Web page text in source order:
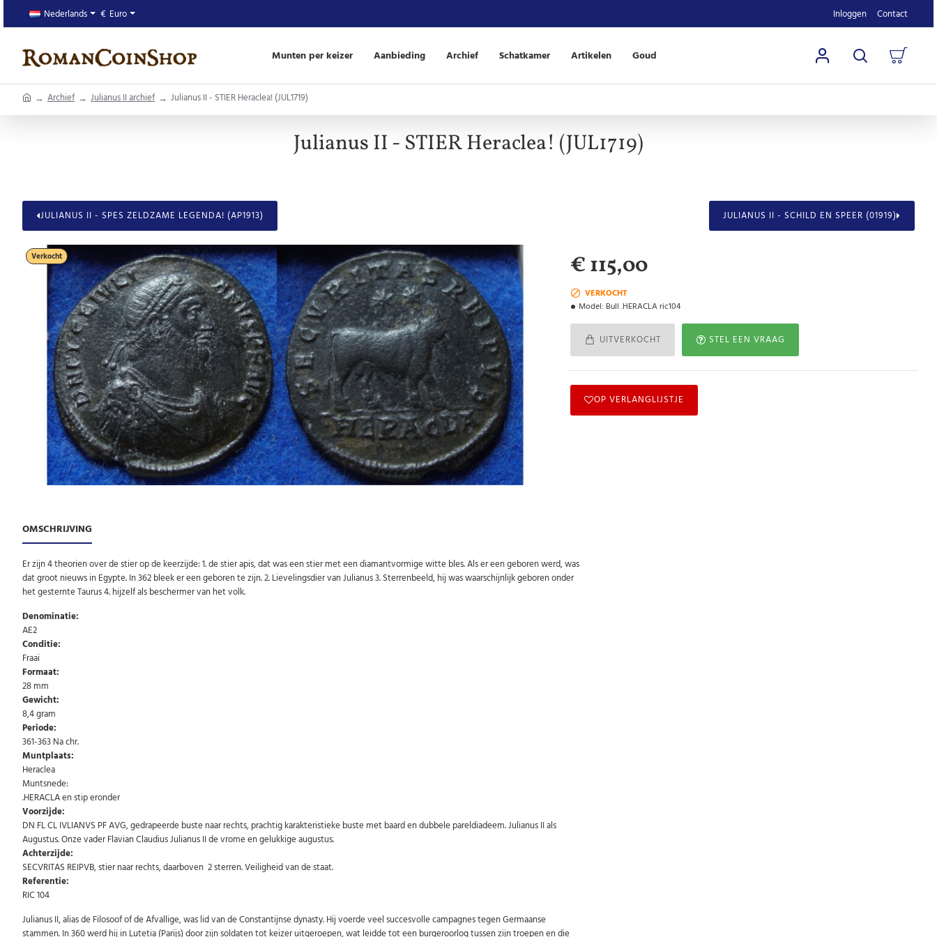
Nederlands € Euro Inloggen Contact
Munten per keizer Aanbieding Archief Schatkamer Artikelen Goud
homeArchief Julianus II archief Julianus II - STIER Heraclea! (JUL1719)
Julianus II - STIER Heraclea! (JUL1719)
JULIANUS II - SPES ZELDZAME LEGENDA! (AP1913) JULIANUS II - SCHILD EN SPEER (01919)
Verkocht
VERKOCHT
Model: Bull .HERACLA ric104
€ 115,00
UITVERKOCHT STEL EEN VRAAG
OP VERLANGLIJSTJE
OMSCHRIJVING
Er zijn 4 theorien over de stier op de keerzijde: 1. de stier apis, dat was een stier met een diamantvormige witte bles. Als er een geboren werd, was
dat groot nieuws in Egypte. In 362 bleek er een geboren te zijn. 2. Lievelingsdier van Julianus 3. Sterrenbeeld, hij was waarschijnlijk geboren onder
het gesternte Taurus 4. hijzelf als beschermer van het volk.
Denominatie:
AE2
Conditie:
Fraai
Formaat:
28 mm
Gewicht:
8,4 gram
Periode:
361-363 Na chr.
Muntplaats:
Heraclea
Muntsnede:
.HERACLA en stip eronder
Voorzijde:
DN FL CL IVLIANVS PF AVG, gedrapeerde buste naar rechts, prachtig karakteristieke buste met baard en dubbele pareldiadeem. Julianus II als
Augustus. Onze vader Flavian Claudius Julianus II de vrome en gelukkige augustus.
Achterzijde:
SECVRITAS REIPVB, stier naar rechts, daarboven 2 sterren. Veiligheid van de staat.
Referentie:
RIC 104
Julianus II, alias de Filosoof of de Afvallige, was lid van de Constantijnse dynasty. Hij voerde veel succesvolle campagnes tegen Germaanse
stammen. In 360 werd hij in Lutetia (Parijs) door zijn soldaten tot keizer uitgeroepen, wat leidde tot een burgeroorlog tussen zijn troepen en die